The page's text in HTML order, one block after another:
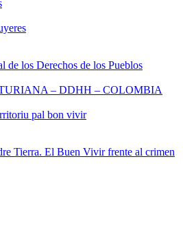
de los Derechos de los Pueblos
– DDHH – COLOMBIA
pal bon vivir
Tierra. El Buen Vivir frente al crimen